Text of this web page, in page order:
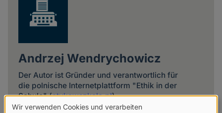
Andrzej Wendrychowicz
Der Autor ist Gründer und verantwortlich für
die polnische Internetplattform "Ethik in der
Schule" (etykawszkole.pl).
Wir verwenden Cookies und verarbeiten